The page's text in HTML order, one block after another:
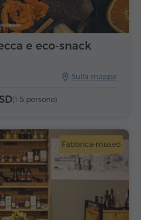
Sulla mappa
e eco-snack
(1-5 persone)
Fabbrica-museo